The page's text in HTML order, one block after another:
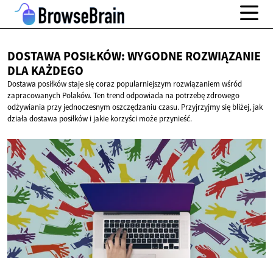
DOSTAWA POSIŁKÓW: WYGODNE ROZWIĄZANIE
DLA KAŻDEGO
Dostawa posiłków staje się coraz popularniejszym rozwiązaniem wśród
zapracowanych Polaków. Ten trend odpowiada na potrzebę zdrowego
odżywiania przy jednoczesnym oszczędzaniu czasu. Przyjrzyjmy się bliżej, jak
działa dostawa posiłków i jakie korzyści może przynieść.